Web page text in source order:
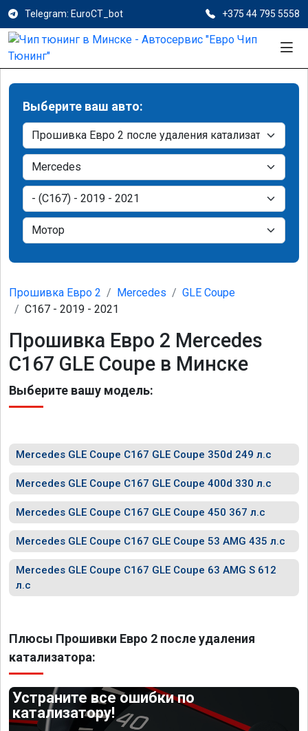
Telegram: EuroCT_bot +375 44 795 5558
Выберите ваш авто:
Прошивка Евро 2 Mercedes
GLE Coupe
C167 - 2019 - 2021
Прошивка Евро 2 Mercedes
C167 GLE Coupe в Минске
Выберите вашу модель:
Mercedes GLE Coupe C167 GLE Coupe 350d 249 л.с
Mercedes GLE Coupe C167 GLE Coupe 400d 330 л.с
Mercedes GLE Coupe C167 GLE Coupe 450 367 л.с
Mercedes GLE Coupe C167 GLE Coupe 53 AMG 435 л.с
Mercedes GLE Coupe C167 GLE Coupe 63 AMG S 612
л.с
Плюсы Прошивки Евро 2 после удаления
катализатора:
Устраните все ошибки по
катализатору!